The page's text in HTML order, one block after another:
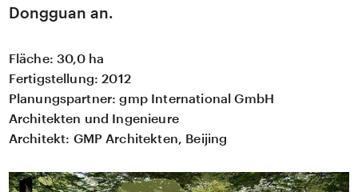
Dongguan an.
Fläche: 30,0 ha
Fertigstellung: 2012
Planungspartner: gmp International GmbH
Architekten und Ingenieure
Architekt: GMP Architekten, Beijing